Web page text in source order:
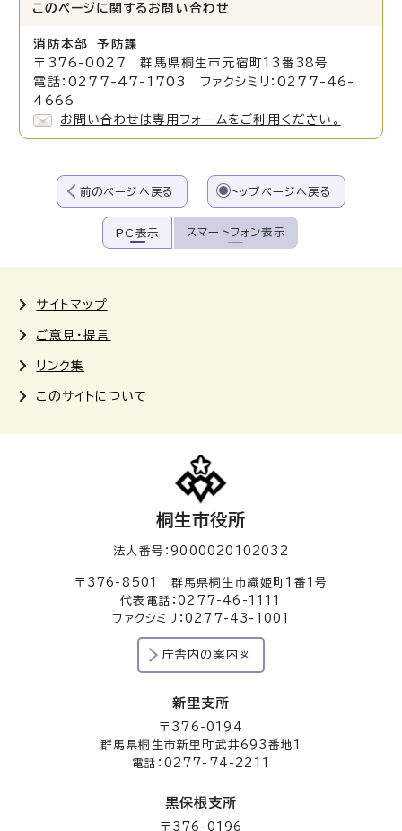
このページに関する お問い合わせ
消防本部 予防課
〒376-0027 群馬県桐生市元宿町13番38号
電話：0277-47-1703 ファクシミリ：0277-46-
4666
お問い合わせは専用フォームをご利用ください。
前のページへ戻る トップページへ戻る
PC表示 スマートフォン表示
サイトマップ
ご意見・提言
リンク集
このサイトについて
桐生市役所
法人番号：9000020102032
〒376-8501 群馬県桐生市織姫町1番1号
代表電話：0277-46-1111
ファクシミリ：0277-43-1001
庁舎内の案内図
新里支所
〒376-0194
群馬県桐生市新里町武井693番地1
電話：0277-74-2211
黒保根支所
〒376-0196